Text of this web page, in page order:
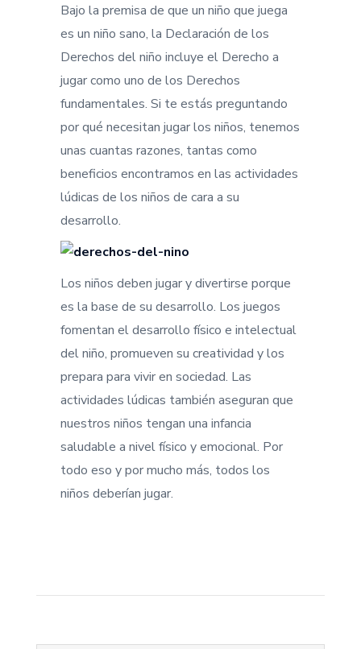
Bajo la premisa de que un niño que juega
es un niño sano, la Declaración de los
Derechos del niño incluye el Derecho a
jugar como uno de los Derechos
fundamentales. Si te estás preguntando
por qué necesitan jugar los niños, tenemos
unas cuantas razones, tantas como
beneficios encontramos en las actividades
lúdicas de los niños de cara a su
desarrollo.
Los niños deben jugar y divertirse porque
es la base de su desarrollo. Los juegos
fomentan el desarrollo físico e intelectual
del niño, promueven su creatividad y los
prepara para vivir en sociedad. Las
actividades lúdicas también aseguran que
nuestros niños tengan una infancia
saludable a nivel físico y emocional. Por
todo eso y por mucho más, todos los
niños deberían jugar.